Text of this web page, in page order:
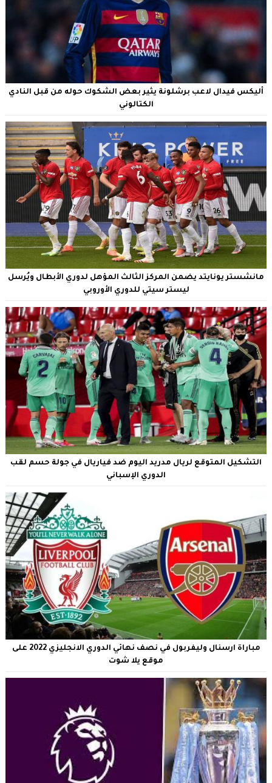
أليكس فيدال لاعب برشلونة يثير بعض الشكوك حوله من قبل النادي
الكتالوني
مانشستر يونايتد يضمن المركز الثالث المؤهل لدوري الأبطال ويُرسل
ليستر سيتي للدوري الأوروبي
التشكيل المتوقع لريال مدريد اليوم ضد فياريال في جولة حسم لقب
الدوري الإسباني
مباراة ارسنال وليفربول في نصف نهائي الدوري الانجليزي 2022 على
موقع يلا شوت